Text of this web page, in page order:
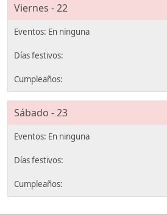
Viernes - 22
Sábado - 23